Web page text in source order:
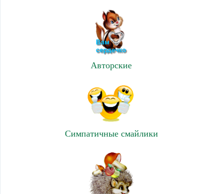
Авторские
Симпатичные смайлики